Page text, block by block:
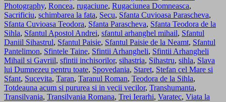
Photography, Roncea, rugaciune, Rugaciunea Domneasca,
Sacrificiu, schimbarea la fata, Secu, Sfanta Cuvioasa Parascheva,
Sfanta Cuvioasa Teodora, Sfanta Parascheva, Sfanta Teodora de la
Sihla, Sfantul Apostol Andrei, sfantul arhanghel mihail, Sfantul
Daniil Sihastrul, Sfantul Paisie, Sfantul Paisie de la Neamt, Sfantul
Pantelimon, Sfintele Taine, Sfintii Arhangheli, Sfintii Arhangheli
Mihail si Gavriil, sfintii inchisorilor, sihastria, Sihastru, sihla, Slava
lui Dumnezeu pentru toate, Spovedania, Staret, Stefan cel Mare si
Sfant, Sucevita, Taran, Taranul Roman, Teodora de la Sihla,
Totdeauna acum si pururea si in vecii vecilor, Transhumanta,
Transilvania, Transilvania Romana, Trei Ierarhi, Varatec, Viata la